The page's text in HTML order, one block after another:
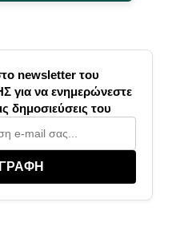
newsletter του
να ενημερώνεστε
δημοσιεύσεις του